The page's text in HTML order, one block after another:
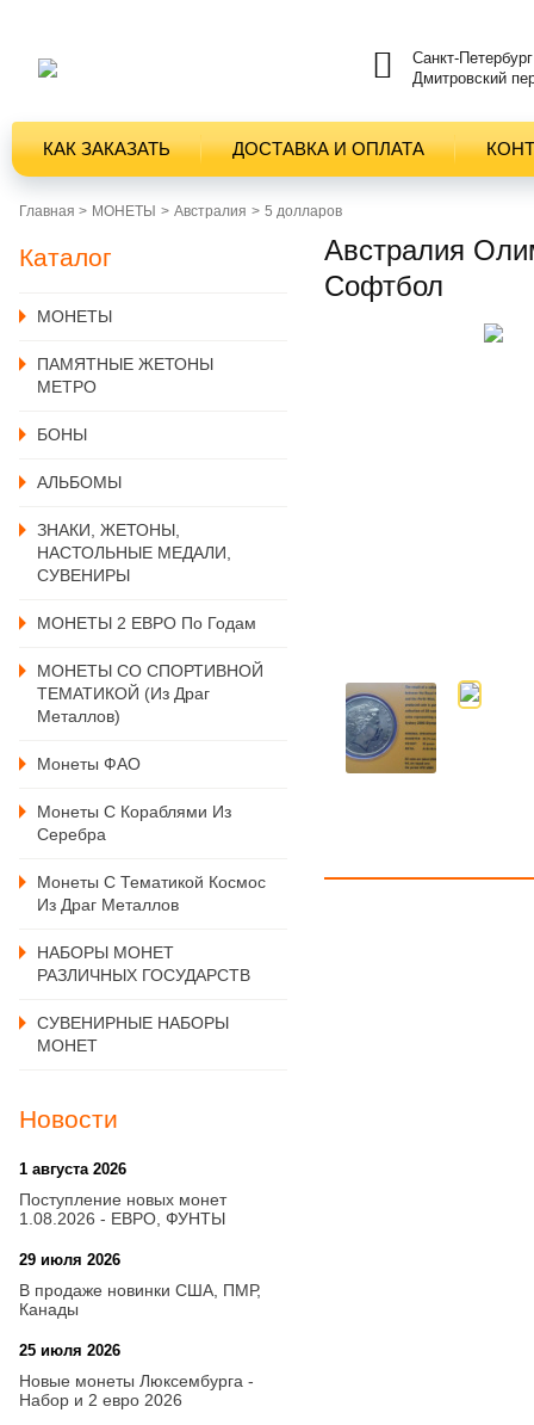
Санкт-Петербург
Дмитровский
КАК ЗАКАЗАТЬ ДОСТАВКА И ОПЛАТА
Главная > MОНЕТЫ Австралия 5 долларов
Каталог
MОНЕТЫ
ПАМЯТНЫЕ ЖЕТОНЫ
МЕТРО
БОНЫ
АЛЬБОМЫ
ЗНАКИ, ЖЕТОНЫ,
НАСТОЛЬНЫЕ МЕДАЛИ,
СУВЕНИРЫ
МОНЕТЫ 2 ЕВРО По Годам
МОНЕТЫ СО СПОРТИВНОЙ
ТЕМАТИКОЙ (из Драг
Металлов)
Монеты ФАО
Монеты С Кораблями Из
Серебра
Монеты С Тематикой Космос
Из Драг Металлов
НАБОРЫ МОНЕТ
РАЗЛИЧНЫХ ГОСУДАРСТВ
СУВЕНИРНЫЕ НАБОРЫ
МОНЕТ
Новости
1 августа 2026
Поступление новых монет
1.08.2026 - ЕВРО, ФУНТЫ
29 июля 2026
В продаже новинки США, ПМР,
Канады
25 июля 2026
Новые монеты Люксембурга -
Набор и 2 евро 2026
Австралия
Софтбол